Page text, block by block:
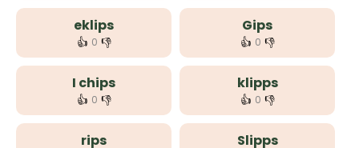
eklips
👍 0 👎
Gips
👍 0 👎
I chips
👍 0 👎
klipps
👍 0 👎
rips Slipps